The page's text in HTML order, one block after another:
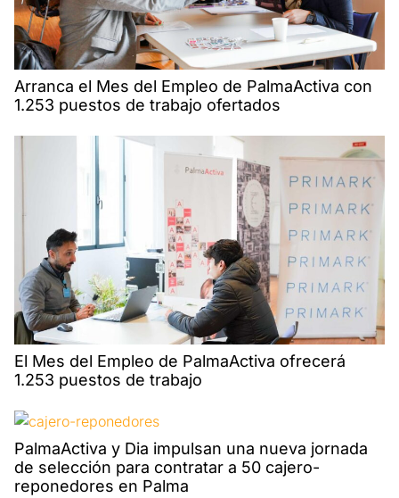
Arranca el Mes del Empleo de PalmaActiva con
1.253 puestos de trabajo ofertados
El Mes del Empleo de PalmaActiva ofrecerá
1.253 puestos de trabajo
PalmaActiva y Dia impulsan una nueva jornada
de selección para contratar a 50 cajero-
reponedores en Palma